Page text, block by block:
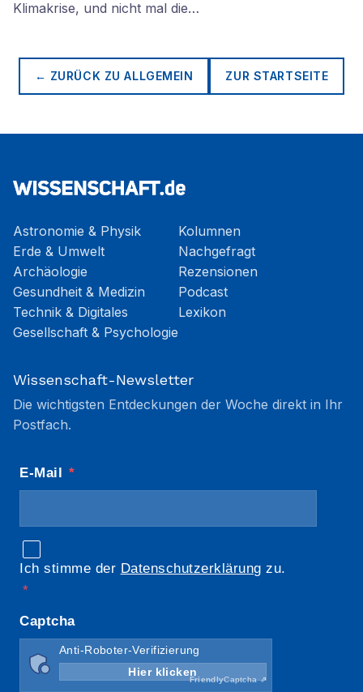
Klimakrise, und nicht mal die…
← ZURÜCK ZUALLGEMEIN ZUR STARTSEITE
Astronomie & Physik
Erde & Umwelt
Archäologie
Gesundheit & Medizin
Technik & Digitales
Gesellschaft & Psychologie
Kolumnen
Nachgefragt
Rezensionen
Podcast
Lexikon
Wissenschaft-Newsletter
Die wichtigsten Entdeckungen der Woche direkt in Ihr
Postfach.